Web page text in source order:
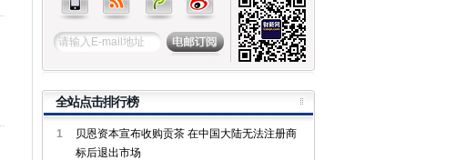
全站点击排行榜
1
贝恩资本宣布收购贡茶 在中国大陆无法注册商
标后退出市场